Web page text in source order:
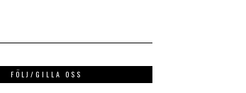
FÖLJ/GILLA OSS